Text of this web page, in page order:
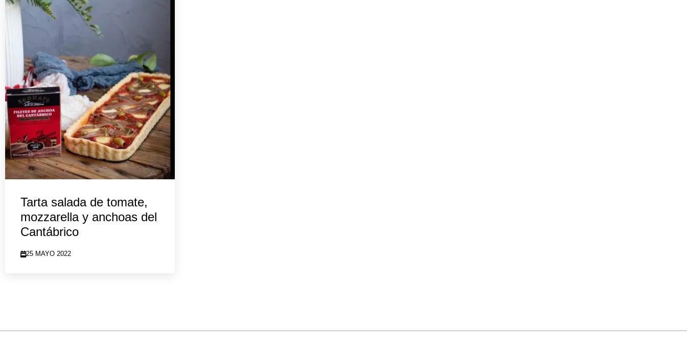
Tarta salada de tomate,
mozzarella y anchoas del
Cantábrico
25 MAYO 2022